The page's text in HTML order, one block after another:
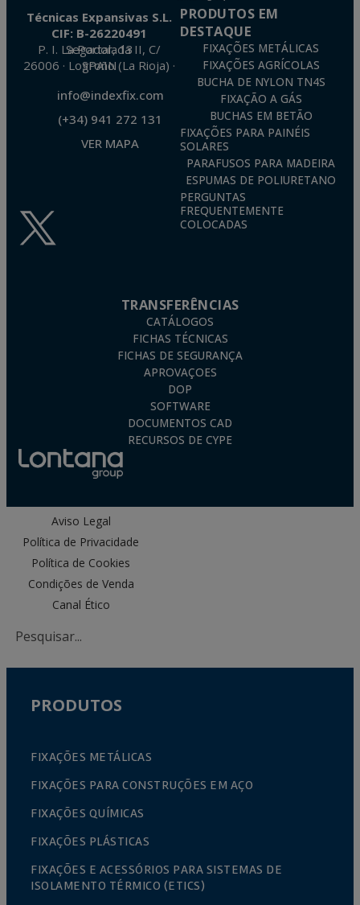
Técnicas Expansivas S.L.
CIF: B-26220491
P. I. La Portalada II, C/ Segador, 13
26006 · Logroño (La Rioja) · SPAIN
info@indexfix.com
(+34) 941 272 131
VER MAPA
PRODUTOS EM
DESTAQUE
FIXAÇÕES METÁLICAS
FIXAÇÕES AGRÍCOLAS
BUCHA DE NYLON TN4S
FIXAÇÃO A GÁS
BUCHAS EM BETÃO
FIXAÇÕES PARA PAINÉIS
SOLARES
PARAFUSOS PARA MADEIRA
ESPUMAS DE POLIURETANO
PERGUNTAS
FREQUENTEMENTE
COLOCADAS
TRANSFERÊNCIAS
CATÁLOGOS
FICHAS TÉCNICAS
FICHAS DE SEGURANÇA
APROVAÇOES
DOP
SOFTWARE
DOCUMENTOS CAD
RECURSOS DE CYPE
Aviso Legal
Política de Privacidade
Política de Cookies
Condições de Venda
Canal Ético
PRODUTOS
FIXAÇÕES METÁLICAS
FIXAÇÕES PARA CONSTRUÇÕES EM AÇO
FIXAÇÕES QUÍMICAS
FIXAÇÕES PLÁSTICAS
FIXAÇÕES E ACESSÓRIOS PARA SISTEMAS DE
ISOLAMENTO TÉRMICO (ETICS)